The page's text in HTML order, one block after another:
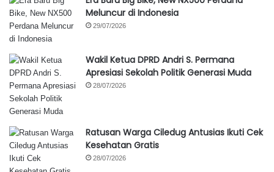
Meluncur di Indonesia
29/07/2026
Wakil Ketua DPRD Andri S. Permana
Apresiasi Sekolah Politik Generasi Muda
28/07/2026
Ratusan Warga Ciledug Antusias Ikuti Cek
Kesehatan Gratis
28/07/2026